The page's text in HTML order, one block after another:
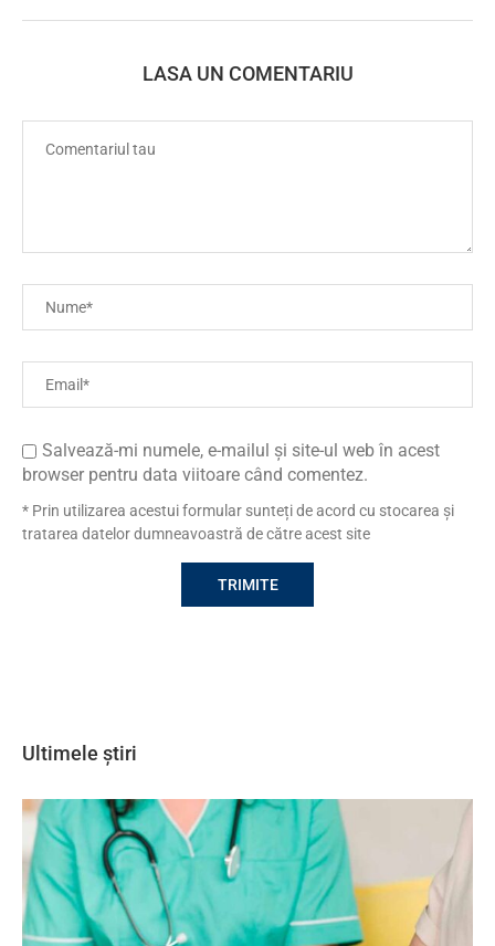
LASA UN COMENTARIU
Salvează-mi numele, e-mailul și site-ul web în acest
browser pentru data viitoare când comentez.
* Prin utilizarea acestui formular sunteți de acord cu stocarea și
tratarea datelor dumneavoastră de către acest site
Ultimele știri